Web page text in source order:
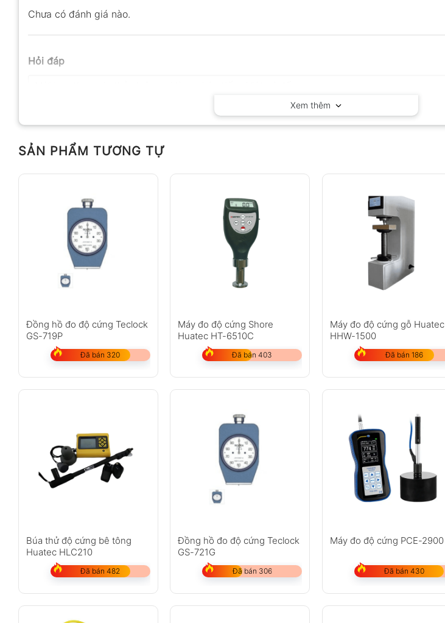
Chưa có đánh giá nào.
Hỏi đáp
Không có bình luận nào
Xem thêm
SẢN PHẨM TƯƠNG TỰ
Đồng hồ đo độ cứng Teclock
GS-719P
Đã bán 320
Máy đo độ cứng Shore
Huatec HT-6510C
Đã bán 403
Máy đo độ cứng gỗ Huatec
HHW-1500
Đã bán 186
Búa thử độ cứng bê tông
Huatec HLC210
Đã bán 482
Đồng hồ đo độ cứng Teclock
GS-721G
Đã bán 306
Máy đo độ cứng PCE-2900
Đã bán 430